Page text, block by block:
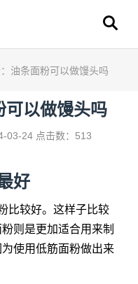
油条面粉可以做馒头吗
可以做馒头吗
03-24 点击数：513
好
比较好。这样子比较
则是更加适合用来制
使用低筋面粉做出来